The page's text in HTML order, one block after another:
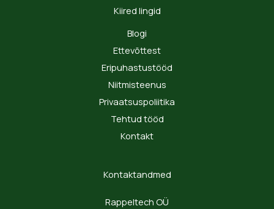
Kiired lingid
Blogi
Ettevõttest
Eripuhastustööd
Niitmisteenus
Privaatsuspoliitika
Tehtud tööd
Kontakt
Kontaktandmed
Rappeltech OÜ